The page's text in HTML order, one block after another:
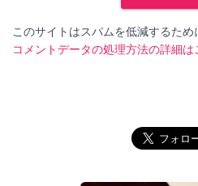
このサイトはスパムを低減するため
コメントデータの処理方法の詳細